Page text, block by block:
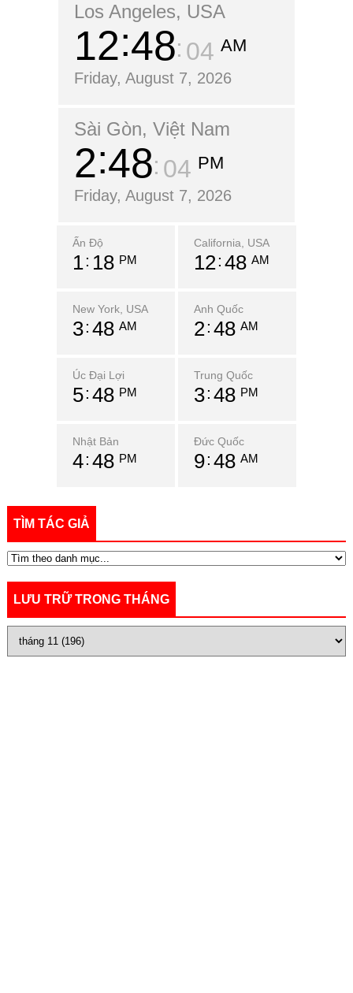
Los Angeles, USA
12 48 06 AM
Friday, August 7, 2026
Sài Gòn, Việt Nam
2 48 06 PM
Friday, August 7, 2026
Ấn Độ
1 18 PM
California, USA
12 48 AM
New York, USA
3 48 AM
Anh Quốc
2 48 AM
Úc Đại Lợi
5 48 PM
Trung Quốc
3 48 PM
Nhật Bản
4 48 PM
Đức Quốc
9 48 AM
TÌM TÁC GIẢ
LƯU TRỮ TRONG THÁNG